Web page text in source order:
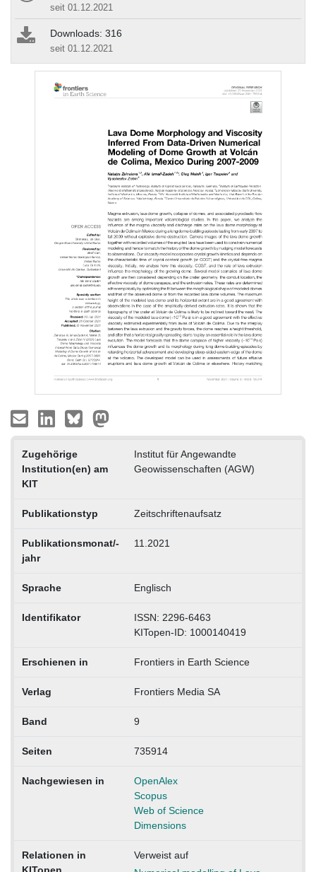
seit 01.12.2021
Downloads: 316
seit 01.12.2021
Zugehörige
Institution(en) am
KIT
Institut für Angewandte
Geowissenschaften (AGW)
Publikationstyp Zeitschriftenaufsatz
Publikationsmonat/-
jahr
11.2021
Sprache Englisch
Identifikator
ISSN: 2296-6463
KITopen-ID: 1000140419
Erschienen in Frontiers in Earth Science
Verlag Frontiers Media SA
Band 9
Seiten 735914
Nachgewiesen in
OpenAlex
Scopus
Web of Science
Dimensions
Relationen in
Verweist auf